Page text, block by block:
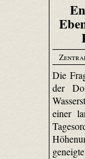
Die
der
einer